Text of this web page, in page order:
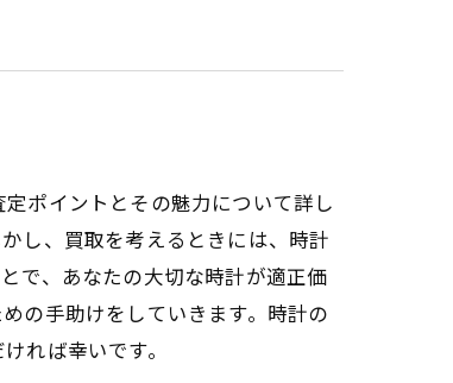
ポイントとその魅力について詳し
し、買取を考えるときには、時計
で、あなたの大切な時計が適正価
の手助けをしていきます。時計の
れば幸いです。